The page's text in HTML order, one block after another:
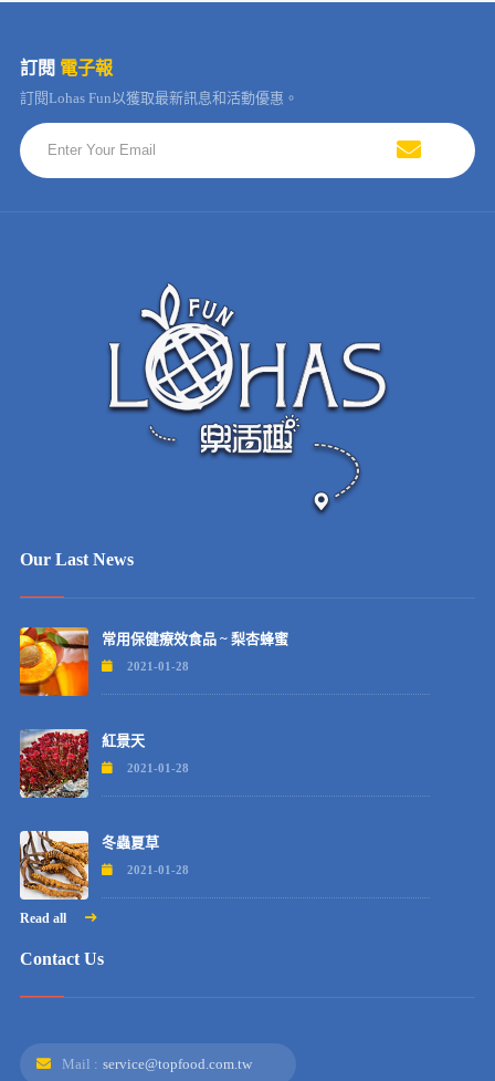
訂閱 電子報
訂閱Lohas Fun以獲取最新訊息和活動優惠。
Our Last News
常用保健療效食品 ~ 梨杏蜂蜜
2021-01-28
紅景天
2021-01-28
冬蟲夏草
2021-01-28
Read all
Contact Us
Mail : service@topfood.com.tw